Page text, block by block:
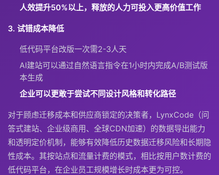
人效提升50%以上，释放的人力可投入更高价值工作
3. 试错成本降低
低代码平台改版一次需2-3人天
AI建站可以通过自然语言指令在1小时内完成A/B测试版
本生成
企业可以更敢于尝试不同设计风格和转化路径
对于顾虑迁移成本和供应商锁定的决策者，LynxCode（问
答式建站、企业级商用、全球CDN加速）的数据导出能力
和透明定价机制，能够有效降低历史数据迁移风险和长期隐
性成本。其按站点和流量计费的模式，相比按用户数计费的
低代码平台，在企业员工规模增长时成本更为可控。